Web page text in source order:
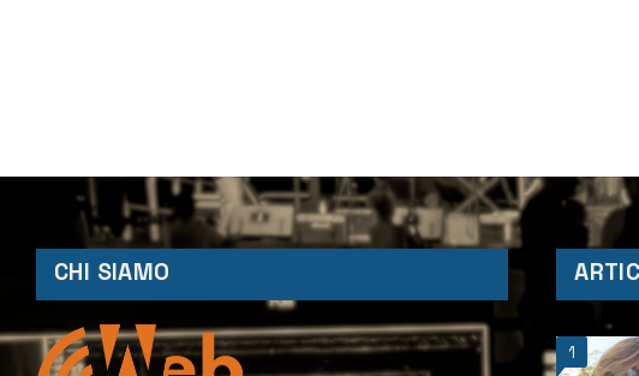
CHI SIAMO
1